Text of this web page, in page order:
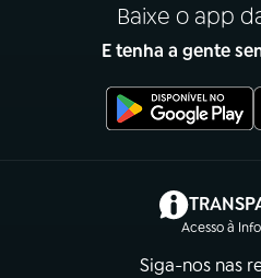
Baixe o app
E tenha a gente
Acesso à
Siga-nos nas